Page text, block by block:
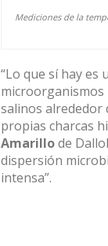
Mediciones de la
“Lo que sí hay es
microorganismos
salinos alrededor
propias charcas
Amarillode
dispersión
intensa”.